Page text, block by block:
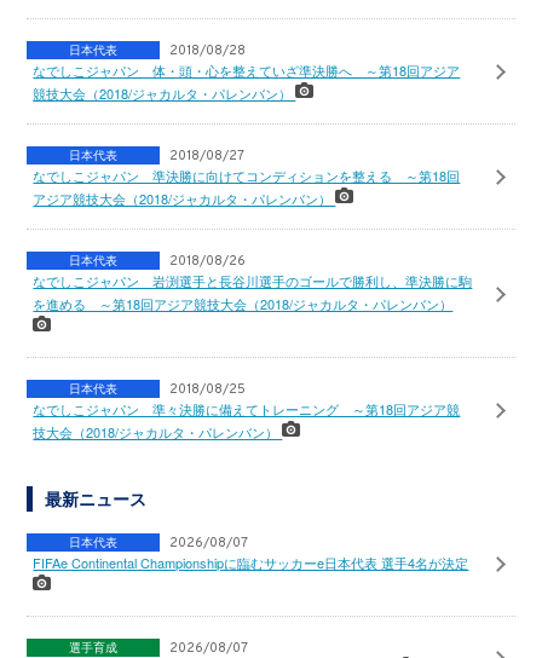
日本代表 2018/08/28
なでしこジャパン 体・頭・心を整えていざ準決勝へ ～第18回アジア
競技大会（2018/ジャカルタ・パレンバン）
日本代表 2018/08/27
なでしこジャパン 準決勝に向けてコンディションを整える ～第18回
アジア競技大会（2018/ジャカルタ・パレンバン）
日本代表 2018/08/26
なでしこジャパン 岩渕選手と長谷川選手のゴールで勝利し、準決勝に駒
を進める ～第18回アジア競技大会（2018/ジャカルタ・パレンバン）
日本代表 2018/08/25
なでしこジャパン 準々決勝に備えてトレーニング ～第18回アジア競
技大会（2018/ジャカルタ・パレンバン）
最新ニュース
日本代表 2026/08/07
FIFAe Continental Championshipに臨むサッカーe日本代表 選手4名が決定
選手育成 2026/08/07